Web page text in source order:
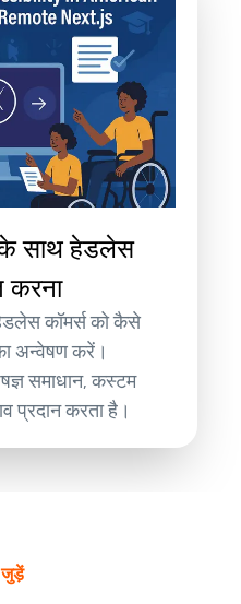
के साथ हेडलेस
करना
कॉमर्स को कैसे
अन्वेषण करें।
समाधान, कस्टम
प्रदान करता है।
जुड़ें